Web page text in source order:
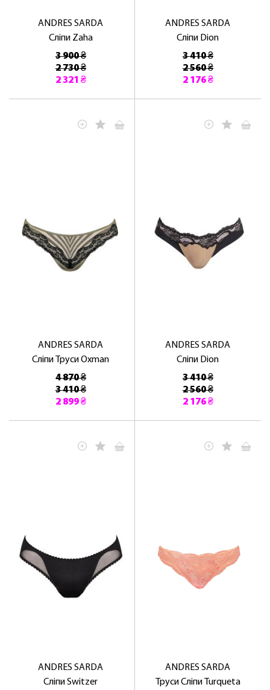
ANDRES SARDA
Сліпи Zaha
3 900 ₴
2 730 ₴
2 321 ₴
ANDRES SARDA
Сліпи Dion
3 410 ₴
2 560 ₴
2 176 ₴
ANDRES SARDA
Сліпи Труси Oxman
4 870 ₴
3 410 ₴
2 899 ₴
ANDRES SARDA
Сліпи Dion
3 410 ₴
2 560 ₴
2 176 ₴
ANDRES SARDA
Сліпи Switzer
ANDRES SARDA
Труси Сліпи Turqueta